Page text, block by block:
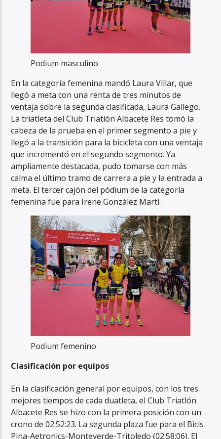
Podium masculino
En la categoría femenina mandó Laura Villar, que
llegó a meta con una renta de tres minutos de
ventaja sobre la segunda clasificada, Laura Gallego.
La triatleta del Club Triatlón Albacete Res tomó la
cabeza de la prueba en el primer segmento a pie y
llegó a la transición para la bicicleta con una ventaja
que incrementó en el segundo segmento. Ya
ampliamente destacada, pudo tomarse con más
calma el último tramo de carrera a pie y la entrada a
meta. El tercer cajón del pódium de la categoría
femenina fue para Irene González Martí.
Podium femenino
Clasificación por equipos
En la clasificación general por equipos, con los tres
mejores tiempos de cada duatleta, el Club Triatlón
Albacete Res se hizo con la primera posición con un
crono de 02:52:23. La segunda plaza fue para el Bicis
Pina-Aetronics-Monteverde-Tritoledo (02:58:06). El